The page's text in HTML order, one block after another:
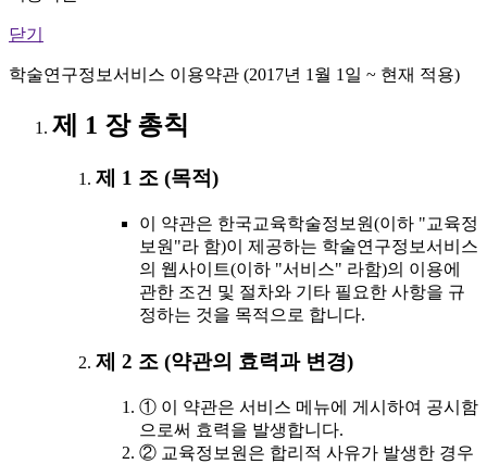
닫기
학술연구정보서비스 이용약관 (2017년 1월 1일 ~ 현재 적용)
제 1 장 총칙
제 1 조 (목적)
이 약관은 한국교육학술정보원(이하 "교육정
보원"라 함)이 제공하는 학술연구정보서비스
의 웹사이트(이하 "서비스" 라함)의 이용에
관한 조건 및 절차와 기타 필요한 사항을 규
정하는 것을 목적으로 합니다.
제 2 조 (약관의 효력과 변경)
① 이 약관은 서비스 메뉴에 게시하여 공시함
으로써 효력을 발생합니다.
② 교육정보원은 합리적 사유가 발생한 경우